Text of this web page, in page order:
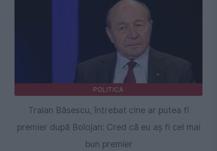
POLITICA
Traian Băsescu, întrebat cine ar putea fi
premier după Bolojan: Cred că eu aș fi cel mai
bun premier